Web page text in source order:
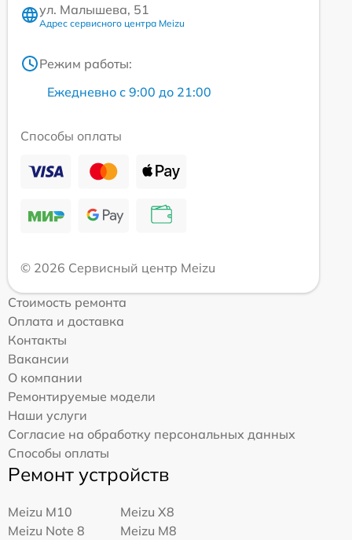
ул. Малышева, 51
Адрес сервисного центра Meizu
Режим работы:
Ежедневно с 9:00 до 21:00
Способы оплаты
© 2026 Сервисный центр Meizu
Стоимость ремонта
Оплата и доставка
Контакты
Вакансии
О компании
Ремонтируемые модели
Наши услуги
Согласие на обработку персональных данных
Способы оплаты
Ремонт устройств
Meizu M10
Meizu X8
Meizu Note 8
Meizu M8